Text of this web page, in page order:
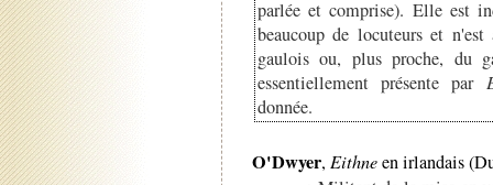
parlée et comprise). Elle est
beaucoup de locuteurs et
gaulois ou, plus proche, du
essentiellement présente par
donnée.
O'Dwyer, Eithneen irlandais